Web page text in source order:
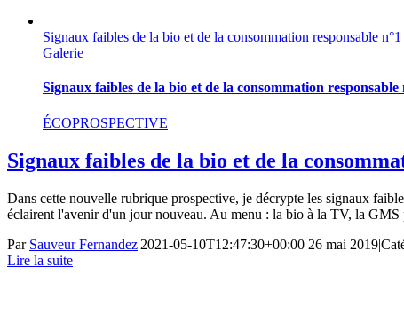
Signaux faibles de la bio et de la consommation responsable
Galerie
Signaux faibles de la bio et de la consommation responsable
ÉCOPROSPECTIVE
Signaux faibles de la bio et de la
Dans cette nouvelle rubrique prospective, je décrypte les signaux
éclairent l'avenir d'un jour nouveau. Au menu : la bio à la TV, la GMS
Par Sauveur Fernandez|2021-05-10T12:47:30+00:00 26 mai 2019|
Lire la suite